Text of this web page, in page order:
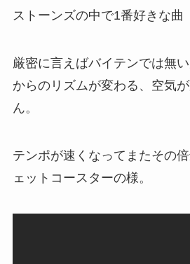
ストーンズの中で1番好きな曲
厳密に言えばバイテンでは無
からのリズムが変わる、空気
ん。
テンポが速くなってまたその
ェットコースターの様。